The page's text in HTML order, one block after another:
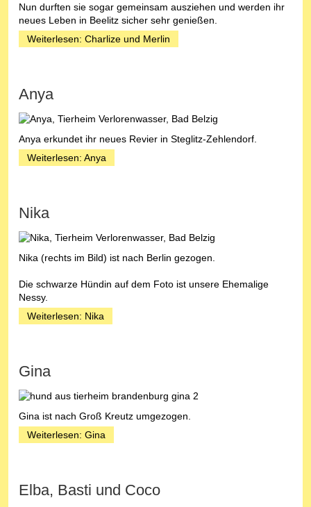
Nun durften sie sogar gemeinsam ausziehen und werden ihr
neues Leben in Beelitz sicher sehr genießen.
Weiterlesen: Charlize und Merlin
Anya
Anya erkundet ihr neues Revier in Steglitz-Zehlendorf.
Weiterlesen: Anya
Nika
Nika (rechts im Bild) ist nach Berlin gezogen.
Die schwarze Hündin auf dem Foto ist unsere Ehemalige
Nessy.
Weiterlesen: Nika
Gina
Gina ist nach Groß Kreutz umgezogen.
Weiterlesen: Gina
Elba, Basti und Coco